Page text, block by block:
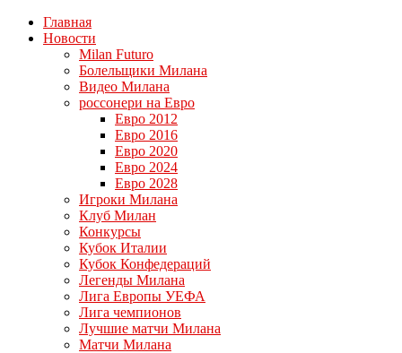
Главная
Новости
Milan Futuro
Болельщики Милана
Видео Милана
россонери на Евро
Евро 2012
Евро 2016
Евро 2020
Евро 2024
Евро 2028
Игроки Милана
Клуб Милан
Конкурсы
Кубок Италии
Кубок Конфедераций
Легенды Милана
Лига Европы УЕФА
Лига чемпионов
Лучшие матчи Милана
Матчи Милана